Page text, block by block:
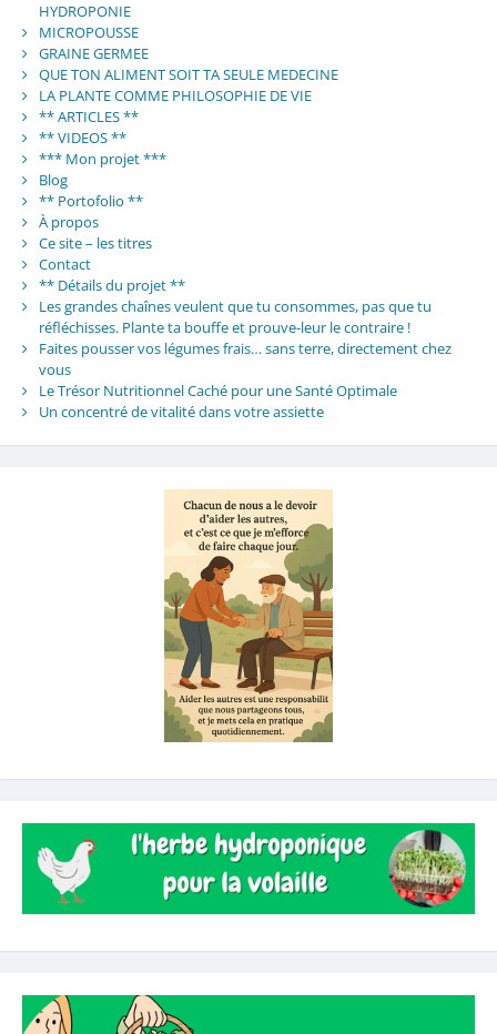
HYDROPONIE
MICROPOUSSE
GRAINE GERMEE
QUE TON ALIMENT SOIT TA SEULE MEDECINE
LA PLANTE COMME PHILOSOPHIE DE VIE
** ARTICLES **
** VIDEOS **
*** Mon projet ***
Blog
** Portofolio **
À propos
Ce site – les titres
Contact
** Détails du projet **
Les grandes chaînes veulent que tu consommes, pas que tu
réfléchisses. Plante ta bouffe et prouve-leur le contraire !
Faites pousser vos légumes frais… sans terre, directement chez
vous
Le Trésor Nutritionnel Caché pour une Santé Optimale
Un concentré de vitalité dans votre assiette